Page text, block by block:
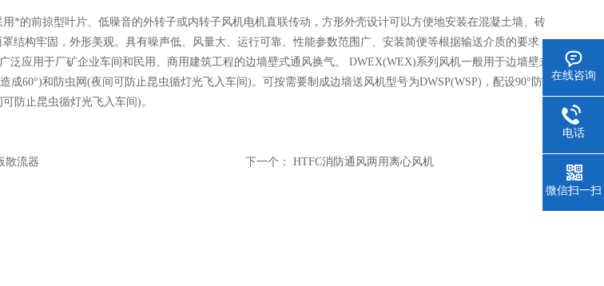
用*的前掠型叶片、低噪音的外转子或内转子风机电机直联传动，方形外壳设计可以方便地安装在混凝土墙、砖
结构牢固，外形美观。具有噪声低、风量大、运行可靠、性能参数范围广、安装简便等根据输送介质的要求，
广泛应用于厂矿企业车间和民用、商用建筑工程的边墙壁式通风换气。 DWEX(WEX)系列风机一般用于边墙壁式
成60°)和防虫网(夜间可防止昆虫循灯光飞入车间)。可按需要制成边墙送风机型号为DWSP(WSP)，配设90°防雨
防止昆虫循灯光飞入车间)。
散流器 下一个： HTFC消防通风两用离心风机
在线咨询
电话
微信扫一扫